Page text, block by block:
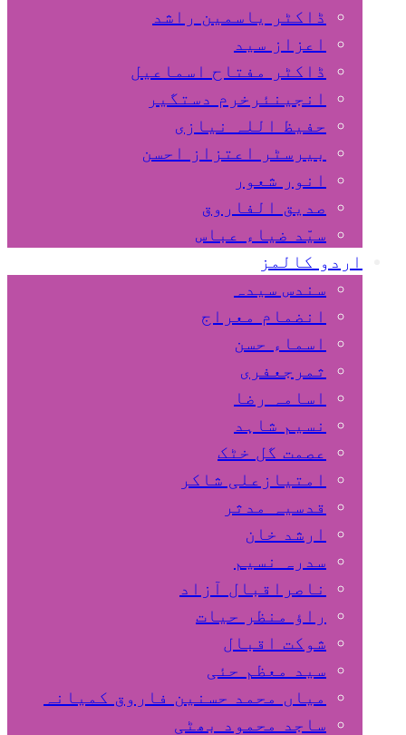
ڈاکٹر یاسمین راشد
اعزاز سید
ڈاکٹر مفتاح اسماعیل
انجینئرخرم دستگیر
حفیظ اللہ نیازی
بیرسٹر اعتزاز احسن
انور شعور
صدیق الفاروق
سیّد ضیاء عباس
اردو کالمز
سندس سیدہ
انضمام معراج
اسماء حسن
ثمرجعفری
اسامہ رضا
نسیم شاہد
عصمت گل خٹک
امتیازعلی شاکر
قدسیہ مدثر
ارشد خان
سدرہ نسیم
ناصراقبال آزاد
راؤ منظر حیات
شوکت اقبال
سید معظم حئی
میاں محمد حسنین فاروق کمیانہ
ساجد محمود بھٹی